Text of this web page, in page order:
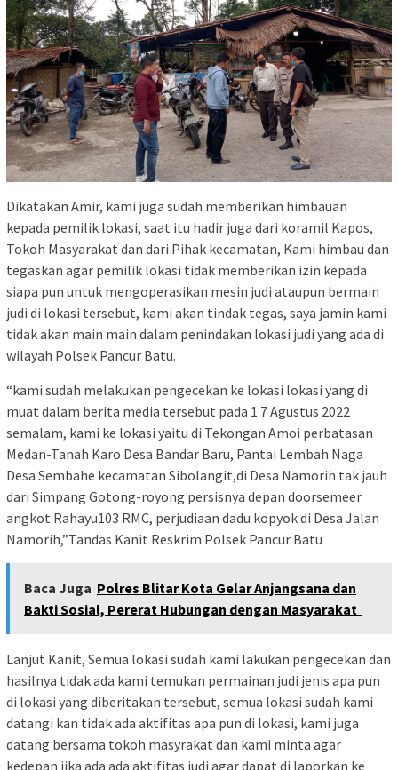
Dikatakan Amir, kami juga sudah memberikan himbauan
kepada pemilik lokasi, saat itu hadir juga dari koramil Kapos,
Tokoh Masyarakat dan dari Pihak kecamatan, Kami himbau dan
tegaskan agar pemilik lokasi tidak memberikan izin kepada
siapa pun untuk mengoperasikan mesin judi ataupun bermain
judi di lokasi tersebut, kami akan tindak tegas, saya jamin kami
tidak akan main main dalam penindakan lokasi judi yang ada di
wilayah Polsek Pancur Batu.
“kami sudah melakukan pengecekan ke lokasi lokasi yang di
muat dalam berita media tersebut pada 1 7 Agustus 2022
semalam, kami ke lokasi yaitu di Tekongan Amoi perbatasan
Medan-Tanah Karo Desa Bandar Baru, Pantai Lembah Naga
Desa Sembahe kecamatan Sibolangit,di Desa Namorih tak jauh
dari Simpang Gotong-royong persisnya depan doorsemeer
angkot Rahayu103 RMC, perjudiaan dadu kopyok di Desa Jalan
Namorih,”Tandas Kanit Reskrim Polsek Pancur Batu
Baca Juga Polres Blitar Kota Gelar Anjangsana dan
Bakti Sosial, Pererat Hubungan dengan Masyarakat
Lanjut Kanit, Semua lokasi sudah kami lakukan pengecekan dan
hasilnya tidak ada kami temukan permainan judi jenis apa pun
di lokasi yang diberitakan tersebut, semua lokasi sudah kami
datangi kan tidak ada aktifitas apa pun di lokasi, kami juga
datang bersama tokoh masyrakat dan kami minta agar
kedepan jika ada ada aktifitas judi agar dapat di laporkan ke